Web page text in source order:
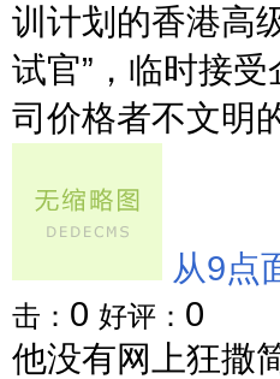
训计划的香港高
试官”，临时接
司价格者不文明
从9点
击： 0 好评： 0
他没有网上狂撒